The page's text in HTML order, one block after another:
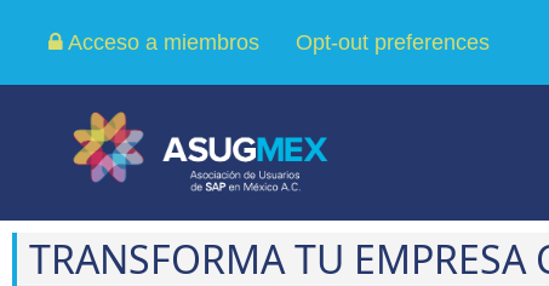
Acceso a miembros Opt-out preferences
TRANSFORMA TU EMPRESA